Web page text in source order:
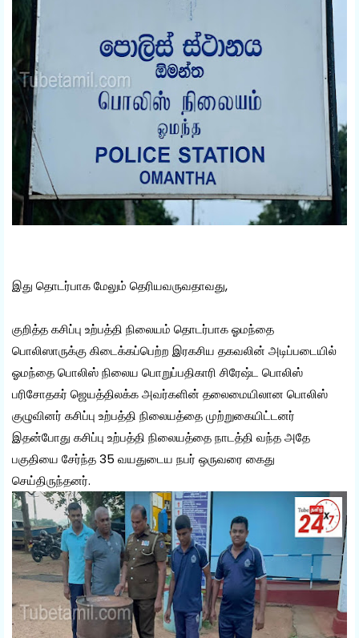
இது தொடர்பாக மேலும் தெரியவருவதாவது,
குறித்த கசிப்பு உற்பத்தி நிலையம் தொடர்பாக ஓமந்தை
பொலிஸாருக்கு கிடைக்கப்பெற்ற இரகசிய தகவலின் அடிப்படையில்
ஓமந்தை பொலிஸ் நிலைய பொறுப்பதிகாரி சிரேஷ்ட பொலிஸ்
பரிசோதகர் ஜெயத்திலக்க அவர்களின் தலைமையிலான பொலிஸ்
குழுவினர் கசிப்பு உற்பத்தி நிலையத்தை முற்றுகையிட்டனர்
இதன்போது கசிப்பு உற்பத்தி நிலையத்தை நாடத்தி வந்த அதே
பகுதியை சேர்ந்த 35 வயதுடைய நபர் ஒருவரை கைது
செய்திருந்தனர்.